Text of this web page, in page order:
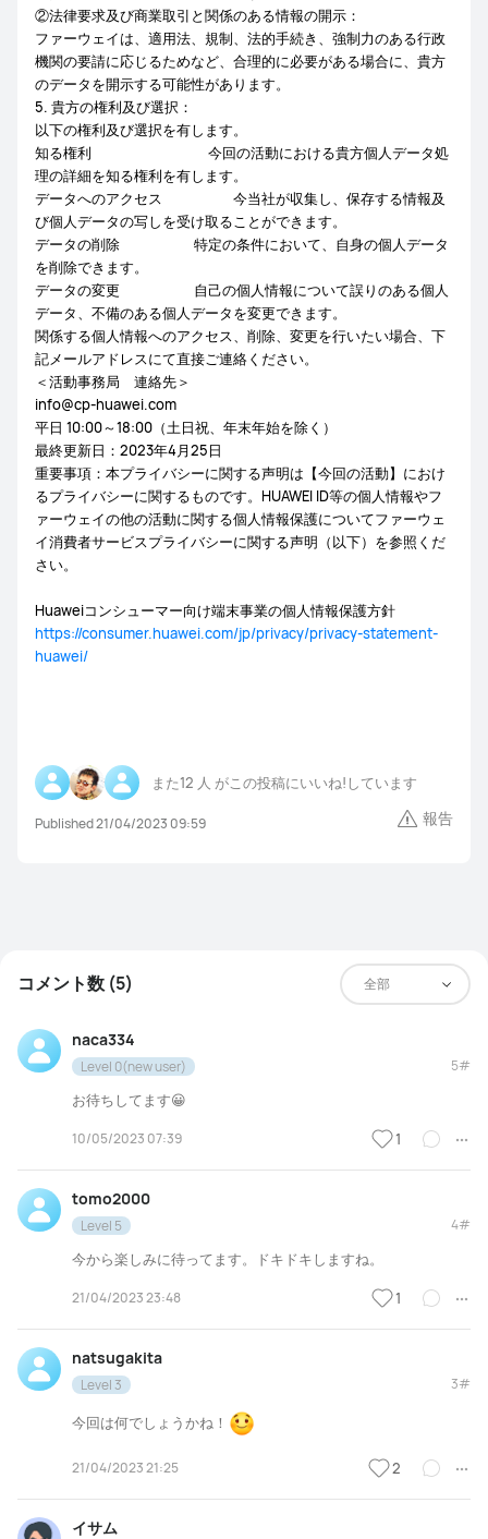
②法律要求及び商業取引と関係のある情報の開示：
ファーウェイは、適用法、規制、法的手続き、強制力のある行政
機関の要請に応じるためなど、合理的に必要がある場合に、貴方
のデータを開示する可能性があります。
5. 貴方の権利及び選択：
以下の権利及び選択を有します。
知る権利 今回の活動における貴方個人データ処
理の詳細を知る権利を有します。
データへのアクセス 今当社が収集し、保存する情報及
び個人データの写しを受け取ることができます。
データの削除 特定の条件において、自身の個人データ
を削除できます。
データの変更 自己の個人情報について誤りのある個人
データ、不備のある個人データを変更できます。
関係する個人情報へのアクセス、削除、変更を行いたい場合、下
記メールアドレスにて直接ご連絡ください。
＜活動事務局 連絡先＞
info@cp-huawei.com
平日 10:00～18:00（土日祝、年末年始を除く）
最終更新日：2023年4月25日
重要事項：本プライバシーに関する声明は【今回の活動】におけ
るプライバシーに関するものです。HUAWEI ID等の個人情報やフ
ァーウェイの他の活動に関する個人情報保護についてファーウェ
イ消費者サービスプライバシーに関する声明（以下）を参照くだ
さい。
Huaweiコンシューマー向け端末事業の個人情報保護方針
https://consumer.huawei.com/jp/privacy/privacy-statement-
huawei/
また12 人 がこの投稿にいいね!しています
Published 21/04/2023 09:59 報告
全部
コメント数 (5)
naca334
Level 0(new user) 5#
お待ちしてます😀
10/05/2023 07:39 1
tomo2000
Level 5 4#
今から楽しみに待ってます。ドキドキしますね。
21/04/2023 23:48 1
natsugakita
Level 3 3#
今回は何でしょうかね！
21/04/2023 21:25 2
イサム